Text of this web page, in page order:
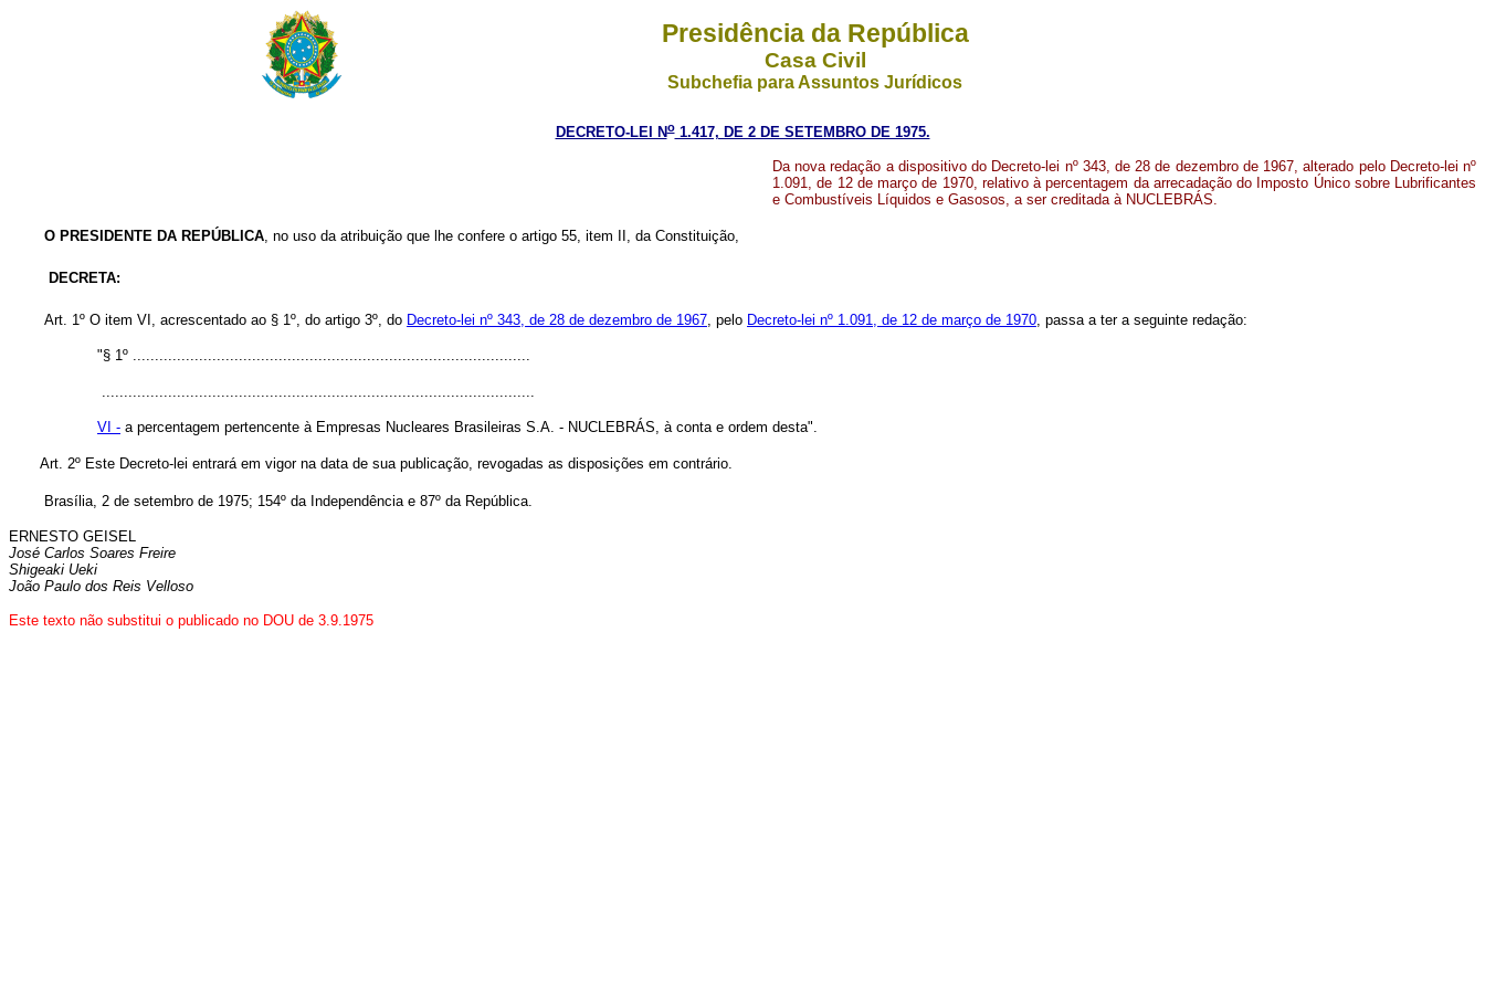
Presidência da República
Casa Civil
Subchefia para Assuntos Jurídicos
DECRETO-LEI No1.417, DE 2 DE SETEMBRO DE 1975.
Da nova redação a dispositivo do Decreto-lei nº 343, de 28 de dezembro de 1967, alterado pelo Decreto-lei nº
1.091, de 12 de março de 1970, relativo à percentagem da arrecadação do Imposto Único sobre Lubrificantes
e Combustíveis Líquidos e Gasosos, a ser creditada à NUCLEBRÁS.
O PRESIDENTE DA REPÚBLICA, no uso da atribuição que lhe confere o artigo 55, item II, da Constituição,
DECRETA:
Art. 1º O item VI, acrescentado ao § 1º, do artigo 3º, do Decreto-lei nº 343, de 28 de dezembro de 1967, pelo Decreto-lei nº 1.091, de 12 de março de 1970, passa a ter a seguinte redação:
"§ 1º ..........................................................................................
..................................................................................................
VI - a percentagem pertencente à Empresas Nucleares Brasileiras S.A. - NUCLEBRÁS, à conta e ordem desta".
Art. 2º Este Decreto-lei entrará em vigor na data de sua publicação, revogadas as disposições em contrário.
Brasília, 2 de setembro de 1975; 154º da Independência e 87º da República.
ERNESTO GEISEL
José Carlos Soares Freire
Shigeaki Ueki
João Paulo dos Reis Velloso
Este texto não substitui o publicado no DOU de 3.9.1975